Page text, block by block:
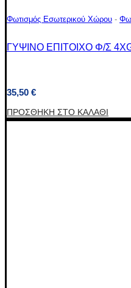
Φωτισμός Εσωτερικού Χώρου -
ΓΥΨΙΝΟ ΕΠΙΤΟΙΧΟ Φ/Σ
35,50 €
ΠΡΟΣΘΉΚΗ ΣΤΟ ΚΑΛΆΘΙ